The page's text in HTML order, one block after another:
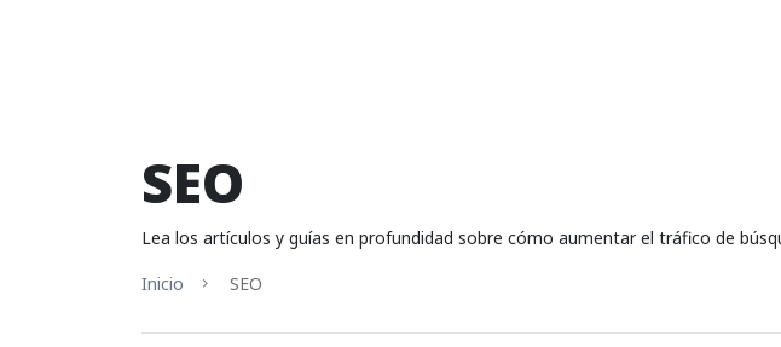
SEO
Lea los artículos y guías en profundidad sobre cómo aumentar el tráfico de
Inicio
SEO